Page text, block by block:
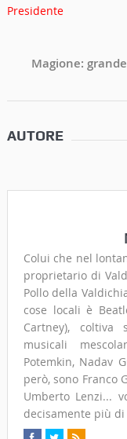
Magione:
AUTORE
Colui che nel
proprietario di
Pollo della
cose locali è
Cartney), coltiva
musicali
Potemkin, Nadav
però, sono Franco
Umberto Lenzi...
decisamente più